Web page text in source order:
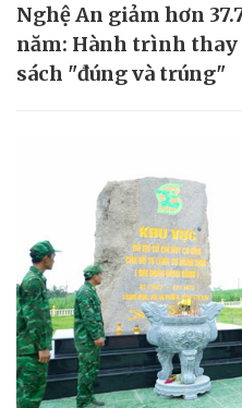
Nghệ An giảm hơn
năm: Hành trình
sách "đúng và trúng"